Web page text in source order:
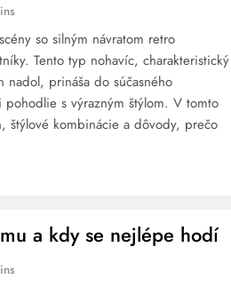
so silným návratom retro
Tento typ nohavíc, charakteristický
prináša do súčasného
s výrazným štýlom. V tomto
štýlové kombinácie a dôvody, prečo
a kdy se nejlépe hodí